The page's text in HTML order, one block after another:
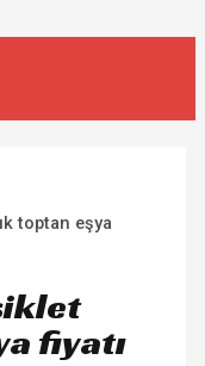
toptan eşya
fiyatı